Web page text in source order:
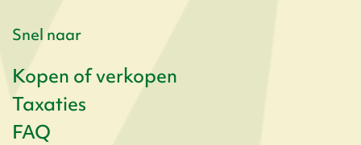
Snel naar
Kopen of verkopen
Taxaties
FAQ